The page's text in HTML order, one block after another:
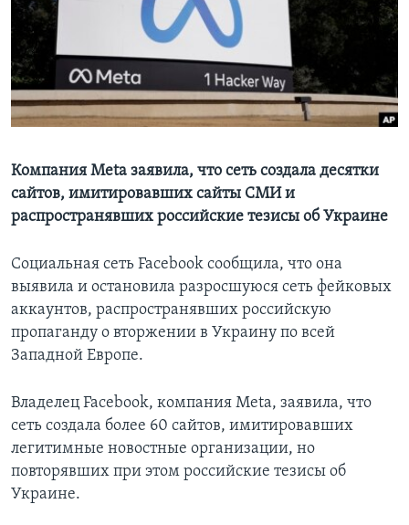
Learning English
СОЦИАЛЬНЫЕ СЕТИ
Языки
Компания Meta заявила, что сеть создала десятки
сайтов, имитировавших сайты СМИ и
распространявших российские тезисы об Украине
Социальная сеть Facebook сообщила, что она
выявила и остановила разросшуюся сеть фейковых
аккаунтов, распространявших российскую
пропаганду о вторжении в Украину по всей
Западной Европе.
Владелец Facebook, компания Meta, заявила, что
сеть создала более 60 сайтов, имитировавших
легитимные новостные организации, но
повторявших при этом российские тезисы об
Украине.